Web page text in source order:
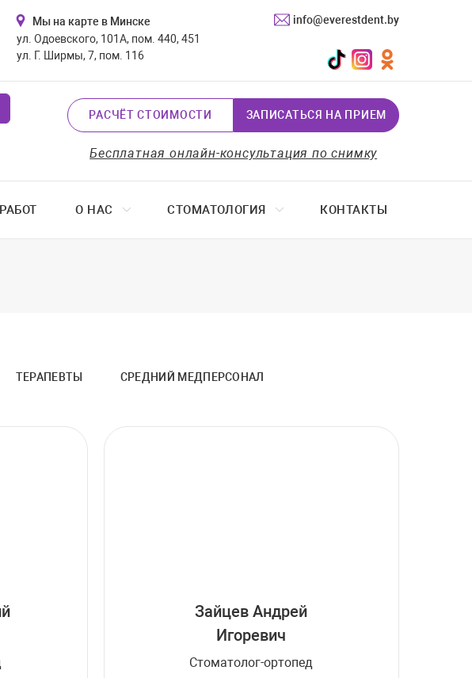
info@everestdent.by
Мы на карте в Минске
ул. Одоевского, 101А, пом. 440, 451
ул. Г. Ширмы, 7, пом. 116
TikTokInstagramОдноклассники
РАСЧЁТ СТОИМОСТИ ЗАПИСАТЬСЯ НА ПРИЕМ
Бесплатная онлайн-консультация по снимку
О НАС СТОМАТОЛОГИЯ КОНТАКТЫ
ТЕРАПЕВТЫ СРЕДНИЙ МЕДПЕРСОНАЛ
Зайцев Андрей
Игоревич
Стоматолог-ортопед